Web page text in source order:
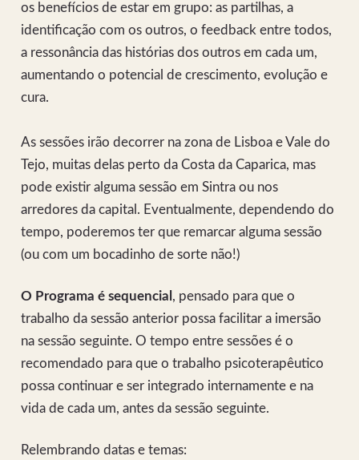
os benefícios de estar em grupo: as partilhas, a
identificação com os outros, o feedback entre todos,
a ressonância das histórias dos outros em cada um,
aumentando o potencial de crescimento, evolução e
cura.
As sessões irão decorrer na zona de Lisboa e Vale do
Tejo, muitas delas perto da Costa da Caparica, mas
pode existir alguma sessão em Sintra ou nos
arredores da capital. Eventualmente, dependendo do
tempo, poderemos ter que remarcar alguma sessão
(ou com um bocadinho de sorte não!)
O Programa é sequencial , pensado para que o
trabalho da sessão anterior possa facilitar a imersão
na sessão seguinte. O tempo entre sessões é o
recomendado para que o trabalho psicoterapêutico
possa continuar e ser integrado internamente e na
vida de cada um, antes da sessão seguinte.
Relembrando datas e temas: